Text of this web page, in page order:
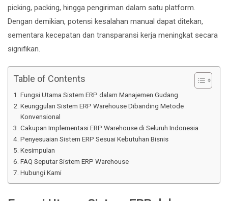
picking, packing, hingga pengiriman dalam satu platform.
Dengan demikian, potensi kesalahan manual dapat ditekan,
sementara kecepatan dan transparansi kerja meningkat secara
signifikan.
Table of Contents
Fungsi Utama Sistem ERP dalam Manajemen Gudang
Keunggulan Sistem ERP Warehouse Dibanding Metode
Konvensional
Cakupan Implementasi ERP Warehouse di Seluruh Indonesia
Penyesuaian Sistem ERP Sesuai Kebutuhan Bisnis
Kesimpulan
FAQ Seputar Sistem ERP Warehouse
Hubungi Kami